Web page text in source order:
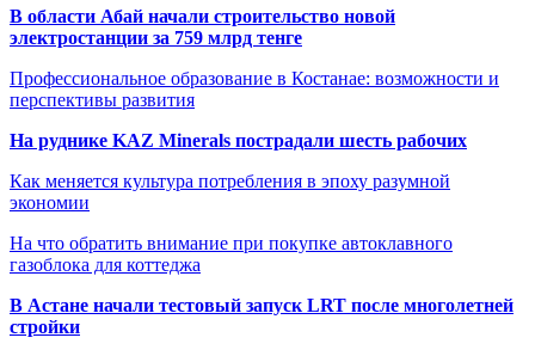
В области Абай начали строительство новой
электростанции за 759 млрд тенге
Профессиональное образование в Костанае: возможности и
перспективы развития
На руднике KAZ Minerals пострадали шесть рабочих
Как меняется культура потребления в эпоху разумной
экономии
На что обратить внимание при покупке автоклавного
газоблока для коттеджа
В Астане начали тестовый запуск LRT после многолетней
стройки